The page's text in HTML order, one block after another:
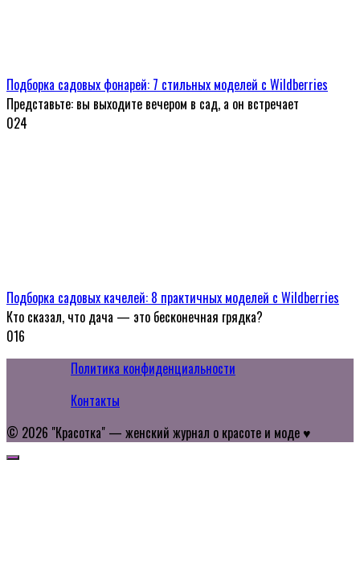
Подборка садовых фонарей: 7 стильных моделей с Wildberries
Представьте: вы выходите вечером в сад, а он встречает
024
Подборка садовых качелей: 8 практичных моделей с Wildberries
Кто сказал, что дача — это бесконечная грядка?
016
Политика конфиденциальности
Контакты
© 2026 "Красотка" — женский журнал о красоте и моде ♥